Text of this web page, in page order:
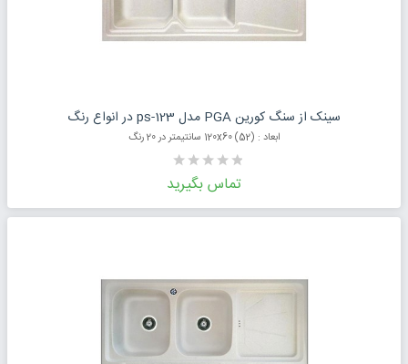
درخواست قیمت محصول سینک از سنگ کورین PGA مدل ps-123 در انواع رنگ
ابعاد : (52) 120x60 سانتیمتر در 20 رنگ
تماس بگیرید